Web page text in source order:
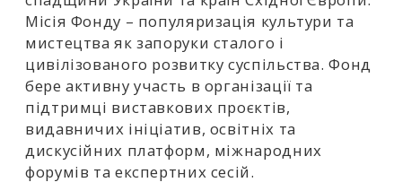
Жінка в умовах війни не має єдиної ролі.
Вона – фронт і тил, мати і вигнанка,
художниця і суб’єкт підозри. Вона мусить
говорити, але так, щоб не заважати. Вона
мусить жити, але не демонструвати
тілесне. Її присутність – суперечність, яку
неможливо «гармонізувати» в межах ні
Місія Фонду – популяризація культури та
мистецтва як запоруки сталого і
цивілізованого розвитку суспільства. Фонд
бере активну участь в організації та
підтримці виставкових проєктів,
видавничих ініціатив, освітніх та
дискусійних платформ, міжнародних
форумів та експертних сесій.